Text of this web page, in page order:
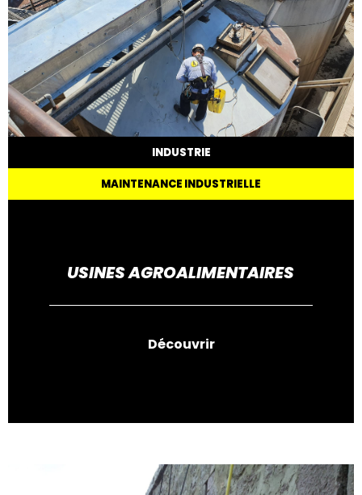
INDUSTRIE
MAINTENANCE INDUSTRIELLE
USINES AGROALIMENTAIRES
Découvrir